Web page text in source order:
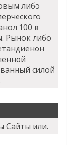
либо
100 в
Рынок либо
силой
Сайты или.